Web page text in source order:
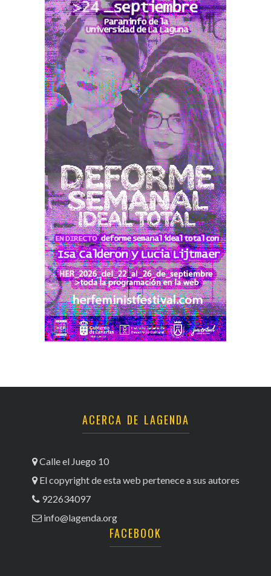
ACERCA DE LAGENDA
Calle el Juego 10
El copyright de esta web pertenece a sus autores
922634097
info@lagenda.org
FACEBOOK